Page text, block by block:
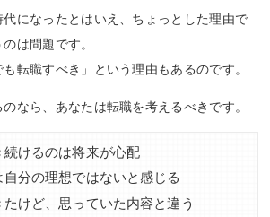
になったとはいえ、ちょっとした理由で
は問題です。
転職すべき」という理由もあるのです。
なら、あなたは転職を考えるべきです。
けるのは将来が心配
分の理想ではないと感じる
けど、思っていた内容と違う